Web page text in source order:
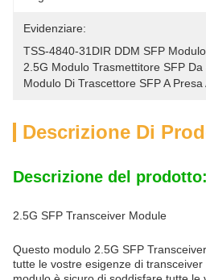
Evidenziare:
TSS-4840-31DIR DDM SFP
2.5G Modulo Trasmettitore SFP Da
Modulo Di Trascettore SFP A Presa
Descrizione Di
Descrizione del prodotto:
2.5G SFP Transceiver Module
Questo modulo 2.5G SFP
tutte le vostre esigenze di